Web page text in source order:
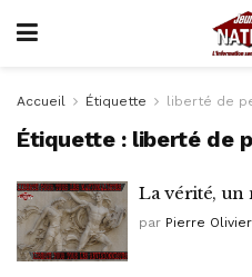
Accueil Étiquette liberté de
Étiquette : liberté de
La vérité, un
par Pierre Olivier